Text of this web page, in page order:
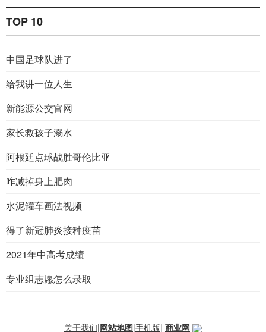
TOP 10
中国足球队进了
给我讲一位人生
新能源公交官网
家长救孩子溺水
阿根廷点球战胜哥伦比亚
咋减掉身上肥肉
水泥罐车画法视频
得了新冠肺炎接种疫苗
2021年中高考成绩
专业组志愿怎么录取
关于我们|网站地图|手机版| 商业网